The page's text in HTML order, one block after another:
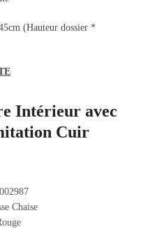
(Hauteur dossier *
Intérieur avec
Cuir
Chaise